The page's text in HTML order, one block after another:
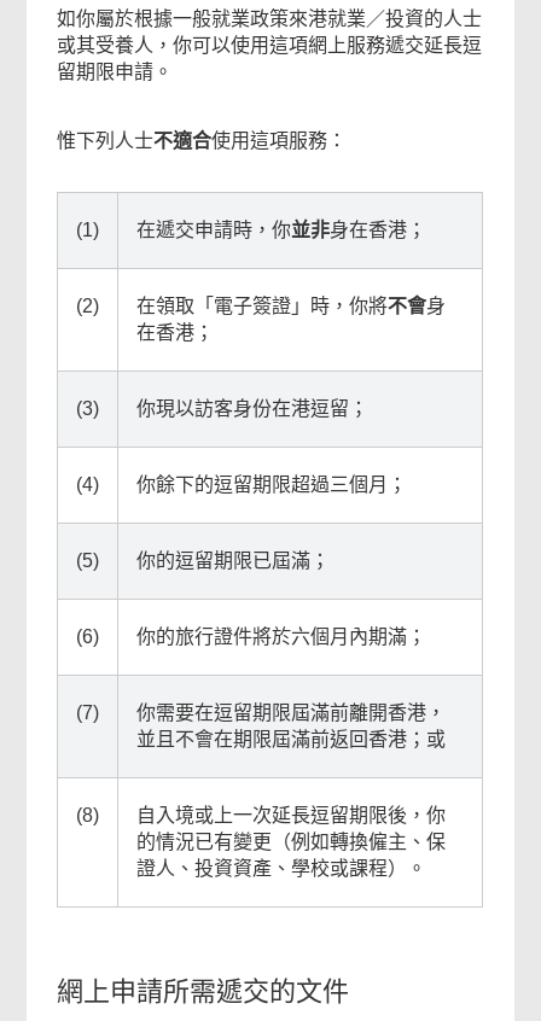
如你屬於根據一般就業政策來港就業／投資的人士
或其受養人，你可以使用這項網上服務遞交延長逗
留期限申請。
惟下列人士不適合使用這項服務：
(1) 在遞交申請時，你並非身在香港；
(2) 在領取「電子簽證」時，你將不會身
在香港；
(3) 你現以訪客身份在港逗留；
(4) 你餘下的逗留期限超過三個月；
(5) 你的逗留期限已屆滿；
(6) 你的旅行證件將於六個月內期滿；
(7)
你需要在逗留期限屆滿前離開香港，
並且不會在期限屆滿前返回香港；或
(8)
自入境或上一次延長逗留期限後，你
的情況已有變更（例如轉換僱主、保
證人、投資資產、學校或課程）。
網上申請所需遞交的文件
關
內
容
常
用
網
務